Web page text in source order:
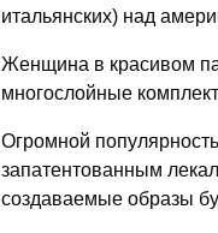
итальянских) над
Женщина в красивом
многослойные
Огромной
запатентованным
создаваемые образы